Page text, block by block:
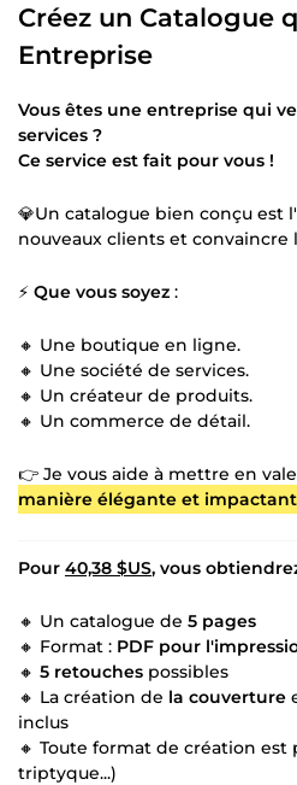
Créez un Catalogue
Entreprise
Vous êtes une entreprise qui
services ?
Ce service est fait pour vous !
💎Un catalogue bien conçu est
nouveaux clients et convaincre
⚡ Que vous soyez :
🔸 Une boutique en ligne.
🔸 Une société de services.
🔸 Un créateur de produits.
🔸 Un commerce de détail.
👉 Je vous aide à mettre en
manière élégante et
Pour 40,38 $US, vous
🔸 Un catalogue de 5 pages
🔸 Format : PDF pour
🔸 5 retouches possibles
🔸 La création de la couverture
inclus
🔸 Toute format de création est
triptyque...)